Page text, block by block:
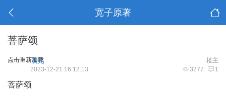
宽子原著
菩萨颂
点击重新加载 楼主
阳光
3277 1
2023-12-21 16:12:13
菩萨颂